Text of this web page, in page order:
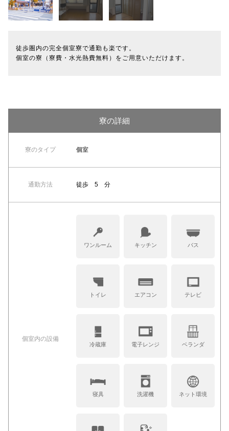
徒歩圏内の完全個室寮で通勤も楽です。
個室の寮（寮費・水光熱費無料）をご用意いただけます。
寮の詳細
寮のタイプ 個室
通勤方法 徒歩 5 分
個室内の設備
ワンルーム キッチン バス
トイレ エアコン テレビ
冷蔵庫 電子レンジ ベランダ
寝具 洗濯機 ネット環境